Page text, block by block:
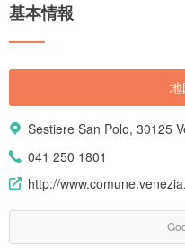
ても知られる人気観光スポットも必見です
公共交通機関の情報から人気ご当地グルメ
基本情報
地
Sestiere San Polo, 30125
041 250 1801
http://